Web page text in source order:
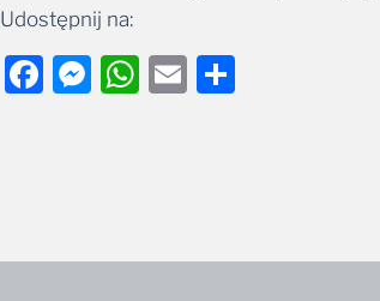
Udostępnij na:
Facebook
Messenger
WhatsApp
EmailShare